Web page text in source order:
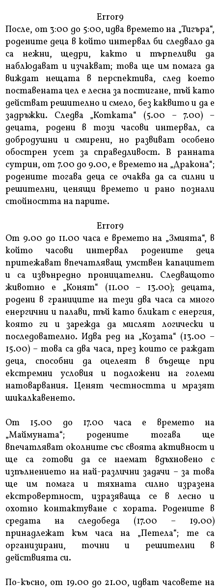
Error9
После, от 3:00 до 5:00, идва времето на „Тигъра“,
родените деца в който интервал би следвало да
са нежни, щедри, както и търпеливи да
наблюдават и изчакват; това ще им помага да
виждат нещата в перспектива, след което
поставената цел е лесна за постигане, тъй като
действат решително и смело, без каквито и да е
задръжки. Следва „Котката“ (5.00 – 7.00) –
децата, родени в този часови интервал, са
добродушни и смирени, но развиват особено
обострен усет за справедливост. В ранната
сутрин, от 7.00 до 9.00, е времето на „Дракона“;
родените тогава деца се очаква да са силни и
решителни, ценящи времето и рано познали
стойността на парите.
Error9
От 9.00 до 11.00 часа е времето на „Змията“, в
който часови интервал родените деца
притежават впечатляващ умствен капацитет
и са извънредно проницателни. Следващото
животно е „Конят“ (11.00 – 13.00); децата,
родени в границите на тези два часа са много
енергични и палави, тъй като бликат с енергия,
която ги и зарежда да мислят логически и
последователно. Идва ред на „Козата“ (13.00 –
15.00) – това са два часа, през които се раждат
деца, способни да оцелеят в бъдеще при
екстремни условия и подложени на големи
натоварвания. Ценят честността и мразят
шикалкавенето.
От 15.00 до 17.00 часа е времето на
„Маймуната“; родените тогава ще
впечатляват околните със своята активност и
ще са готови да се наемат вдъхновено с
изпълнението на най-различни задачи – за това
ще им помага и тяхната силно изразена
екстровертност, изразяваща се в лесно и
охотно контактуване с хората. Родените в
средата на следобеда (17.00 – 19.00)
принадлежат към часа на „Петела“; те са
организирани, точни и решителни в
действията си.
По-късно, от 19.00 до 21.00, идват часовете на